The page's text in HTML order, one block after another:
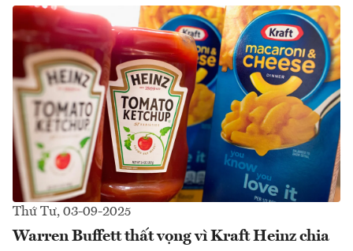
Thứ Tư, 03-09-2025
Warren Buffett thất vọng vì Kraft Heinz chia